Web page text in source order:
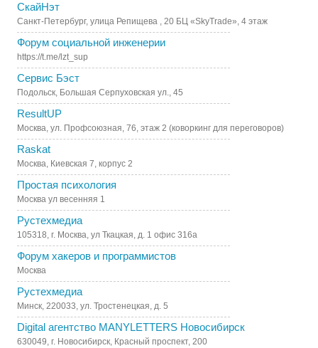
СкайНэт
Санкт-Петербург, улица Репищева , 20 БЦ «SkyTrade», 4 этаж
Форум социальной инженерии
https://t.me/lzt_sup
Сервис Бэст
Подольск, Большая Серпуховская ул., 45
ResultUP
Москва, ул. Профсоюзная, 76, этаж 2 (коворкинг для переговоров)
Raskat
Москва, Киевская 7, корпус 2
Простая психология
Москва ул весенняя 1
Рустехмедиа
105318, г. Москва, ул Ткацкая, д. 1 офис 316а
Форум хакеров и программистов
Москва
Рустехмедиа
Минск, 220033, ул. Тростенецкая, д. 5
Digital агентство MANYLETTERS Новосибирск
630049, г. Новосибирск, Красный проспект, 200